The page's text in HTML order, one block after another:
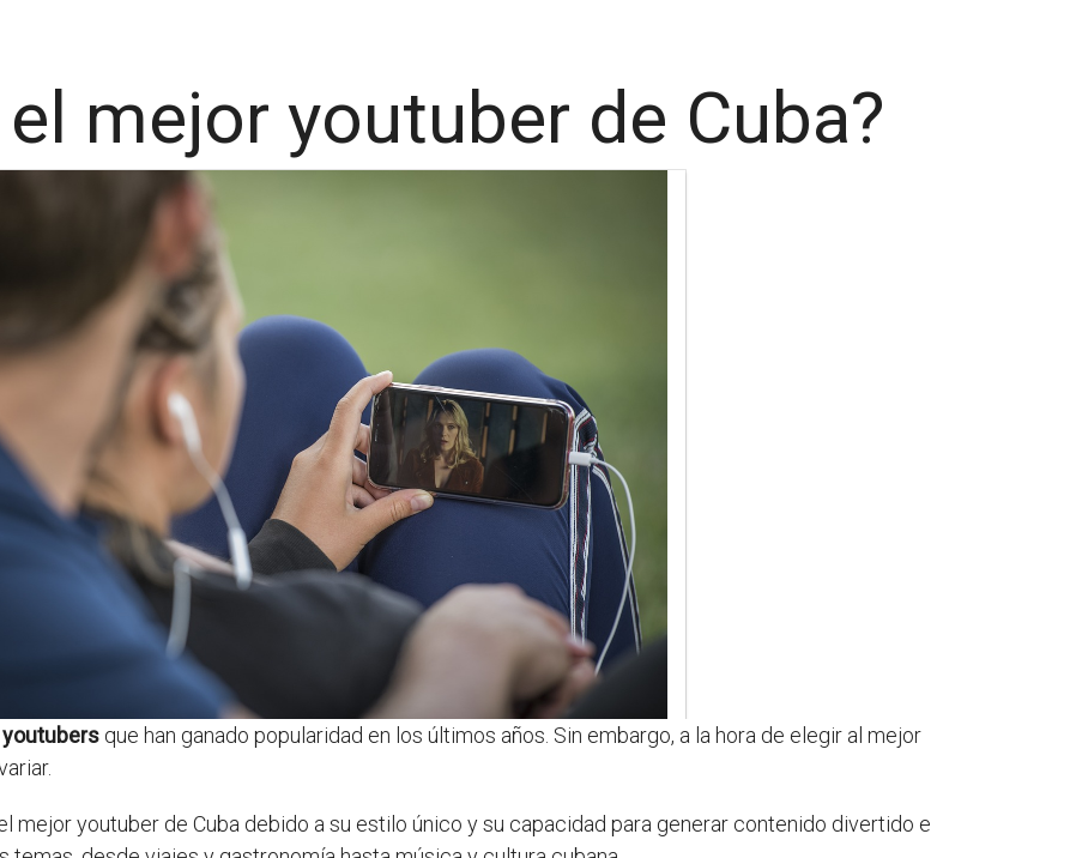
mejor youtuber de Cuba?
youtubers que han ganado popularidad en los últimos años. Sin embargo, a la hora de elegir al mejor
mejor youtuber de Cuba debido a su estilo único y su capacidad para generar contenido divertido e